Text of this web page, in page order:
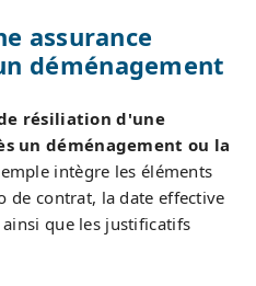
assurance
déménagement
résiliation d'une
un déménagement ou la
intègre les éléments
de contrat, la date effective
que les justificatifs